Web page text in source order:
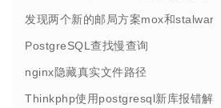
发现两个新的邮局方案mox和stalwart
PostgreSQL查找慢查询
nginx隐藏真实文件路径
Thinkphp使用postgresql新库报错解